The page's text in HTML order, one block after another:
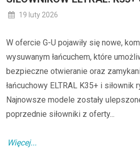
19 luty 2026
W ofercie G-U pojawiły się nowe,
wysuwanym łańcuchem, które
bezpieczne otwieranie oraz
łańcuchowy ELTRAL K35+ i siłownik
Najnowsze modele zostały
poprzednie siłowniki z oferty...
Więcej...